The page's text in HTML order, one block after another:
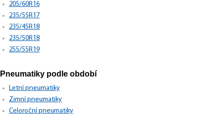
205/60R16
235/55R17
235/45R18
235/50R18
255/55R19
Pneumatiky podle období
Letní pneumatiky
Zimní pneumatiky
Celoroční pneumatiky